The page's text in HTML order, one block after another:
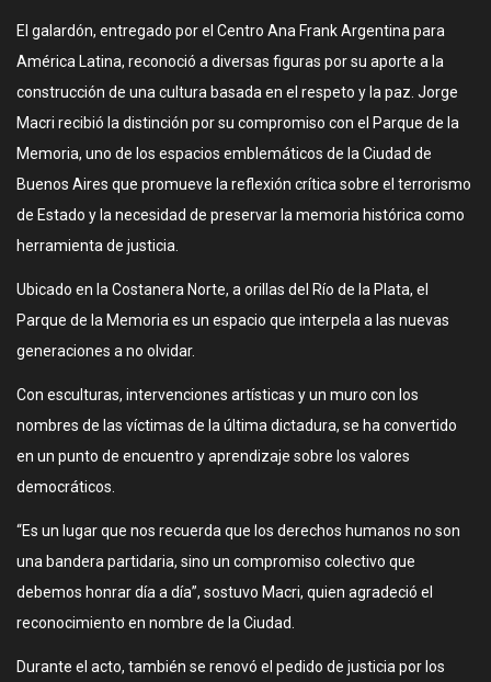
El galardón, entregado por el Centro Ana Frank Argentina para
América Latina, reconoció a diversas figuras por su aporte a la
construcción de una cultura basada en el respeto y la paz. Jorge
Macri recibió la distinción por su compromiso con el Parque de la
Memoria, uno de los espacios emblemáticos de la Ciudad de
Buenos Aires que promueve la reflexión crítica sobre el terrorismo
de Estado y la necesidad de preservar la memoria histórica como
herramienta de justicia.
Ubicado en la Costanera Norte, a orillas del Río de la Plata, el
Parque de la Memoria es un espacio que interpela a las nuevas
generaciones a no olvidar.
Con esculturas, intervenciones artísticas y un muro con los
nombres de las víctimas de la última dictadura, se ha convertido
en un punto de encuentro y aprendizaje sobre los valores
democráticos.
“Es un lugar que nos recuerda que los derechos humanos no son
una bandera partidaria, sino un compromiso colectivo que
debemos honrar día a día”, sostuvo Macri, quien agradeció el
reconocimiento en nombre de la Ciudad.
Durante el acto, también se renovó el pedido de justicia por los